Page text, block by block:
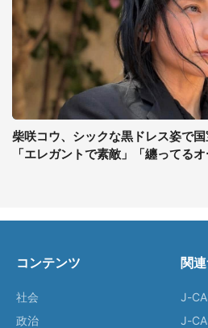
柴咲コウ、シックな黒ドレス姿で国
「エレガントで素敵」「纏ってるオ
コンテンツ
社会
政治
関
J-
J-